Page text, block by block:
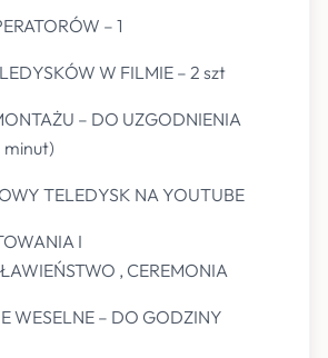
– 1
W FILMIE – 2 szt
– DO UZGODNIENIA
minut)
TELEDYSK NA YOUTUBE
I
, CEREMONIA
WESELNE – DO GODZINY